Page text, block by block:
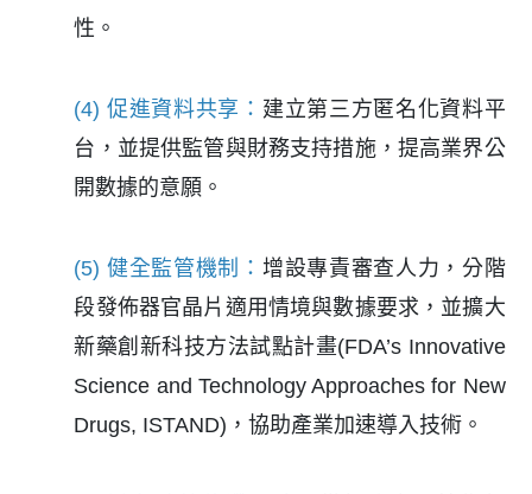
性。
(4) 促進資料共享： 建立第三方匿名化資料平
台，並提供監管與財務支持措施，提高業界公
開數據的意願。
(5) 健全監管機制： 增設專責審查人力，分階
段發佈器官晶片適用情境與數據要求，並擴大
新藥創新科技方法試點計畫(FDA’s Innovative
Science and Technology Approaches for New
Drugs, ISTAND)，協助產業加速導入技術。